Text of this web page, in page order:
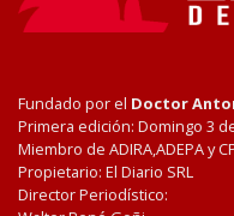
Fundado por el Doctor
Primera edición: Domingo 3
Miembro de ADIRA,ADEPA y
Propietario: El Diario SRL
Director Periodístico: